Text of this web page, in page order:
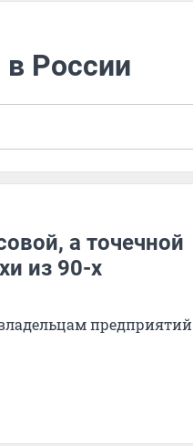
в России
а точечной
из 90-х
предприятий